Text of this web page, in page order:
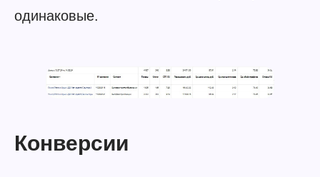
одинаковые.
Конверсии